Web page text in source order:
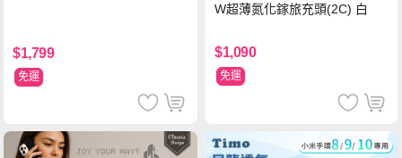
$1,799
免運
W超薄氮化鎵旅充頭(2C) 白
$1,090
免運